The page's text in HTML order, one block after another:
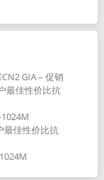
GIA – 促销
最佳性价比抗
最佳性价比抗